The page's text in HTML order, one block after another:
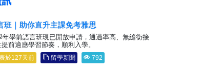
班｜助你直升主課免考雅思
年學前語言班現已開放申請，通過率高、無縫銜接
前適應學習節奏，順利入學。
於127天前 留學新聞 792